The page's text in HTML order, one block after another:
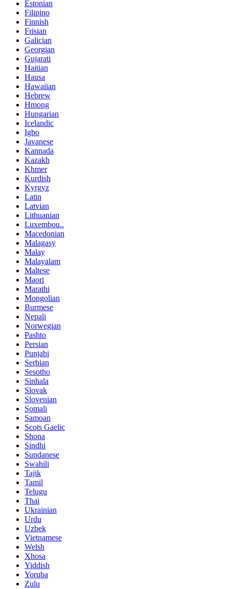
Estonian
Filipino
Finnish
Frisian
Galician
Georgian
Gujarati
Haitian
Hausa
Hawaiian
Hebrew
Hmong
Hungarian
Icelandic
Igbo
Javanese
Kannada
Kazakh
Khmer
Kurdish
Kyrgyz
Latin
Latvian
Lithuanian
Luxembou..
Macedonian
Malagasy
Malay
Malayalam
Maltese
Maori
Marathi
Mongolian
Burmese
Nepali
Norwegian
Pashto
Persian
Punjabi
Serbian
Sesotho
Sinhala
Slovak
Slovenian
Somali
Samoan
Scots Gaelic
Shona
Sindhi
Sundanese
Swahili
Tajik
Tamil
Telugu
Thai
Ukrainian
Urdu
Uzbek
Vietnamese
Welsh
Xhosa
Yiddish
Yoruba
Zulu